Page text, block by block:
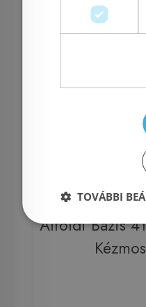
Alföldi Bázis
TOVÁBBI